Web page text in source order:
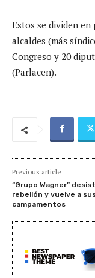
Estos se dividen
alcaldes (más
Congreso y 20
(Parlacen).
Previous article
“Grupo Wagner”
rebelión y vuelve a
campamentos